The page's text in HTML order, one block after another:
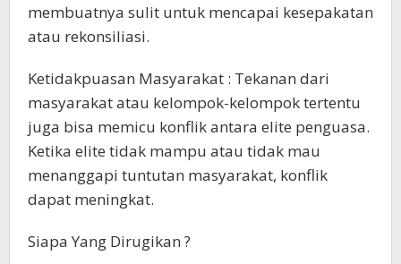
membuatnya sulit untuk mencapai kesepakatan
atau rekonsiliasi.
Ketidakpuasan Masyarakat : Tekanan dari
masyarakat atau kelompok-kelompok tertentu
juga bisa memicu konflik antara elite penguasa.
Ketika elite tidak mampu atau tidak mau
menanggapi tuntutan masyarakat, konflik
dapat meningkat.
Siapa Yang Dirugikan ?